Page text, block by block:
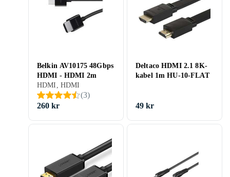
Belkin AV10175 48Gbps
HDMI - HDMI 2m
HDMI, HDMI
(3)
260 kr
Deltaco HDMI 2.1 8K-
kabel 1m HU-10-FLAT
49 kr